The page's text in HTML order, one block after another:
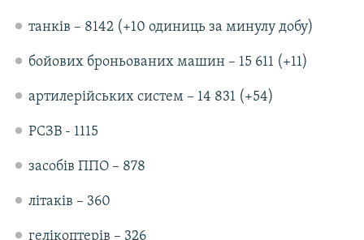
танків – 8142 (+10 одиниць за минулу добу)
бойових броньованих машин – 15 611 (+11)
артилерійських систем – 14 831 (+54)
РСЗВ - 1115
засобів ППО – 878
літаків – 360
гелікоптерів – 326